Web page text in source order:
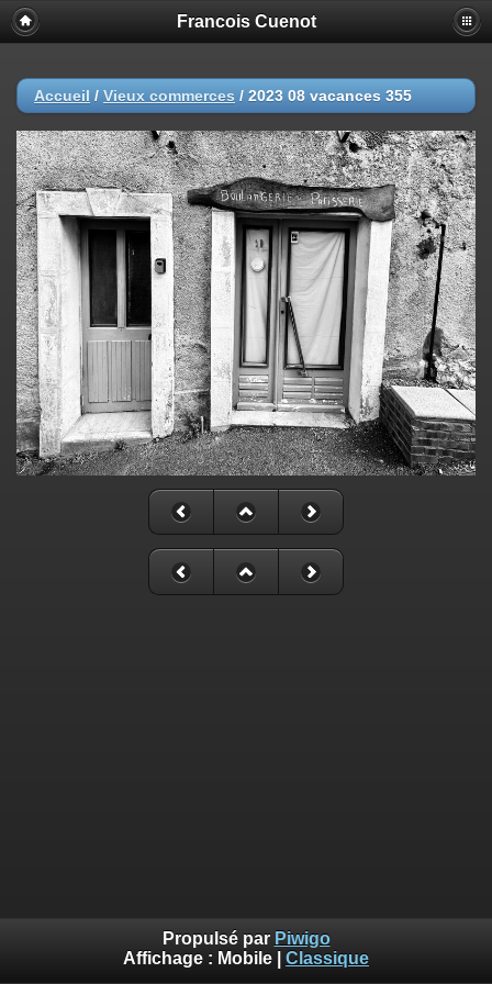
Francois Cuenot
Accueil / Vieux commerces / 2023 08 vacances 355
Propulsé par Piwigo
Affichage : Mobile Classique